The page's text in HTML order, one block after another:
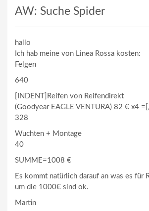
AW: Suche Spider
hallo
Ich hab meine von Linea Rossa kosten:
Felgen
640
[INDENT]Reifen von Reifendirekt
(Goodyear EAGLE VENTURA) 82 € x4
328
Wuchten + Montage
40
SUMME=1008 €
Es kommt natürlich darauf an was es für
um die 1000€ sind ok.
Martin